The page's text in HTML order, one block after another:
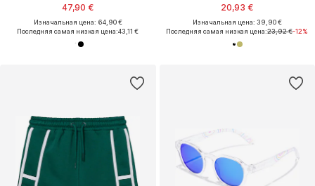
47,90 €
Изначальная цена: 64,90 €
Последняя самая низкая цена:43,11 €
20,93 €
Изначальная цена: 39,90 €
Последняя самая низкая цена:23,92 €-12%